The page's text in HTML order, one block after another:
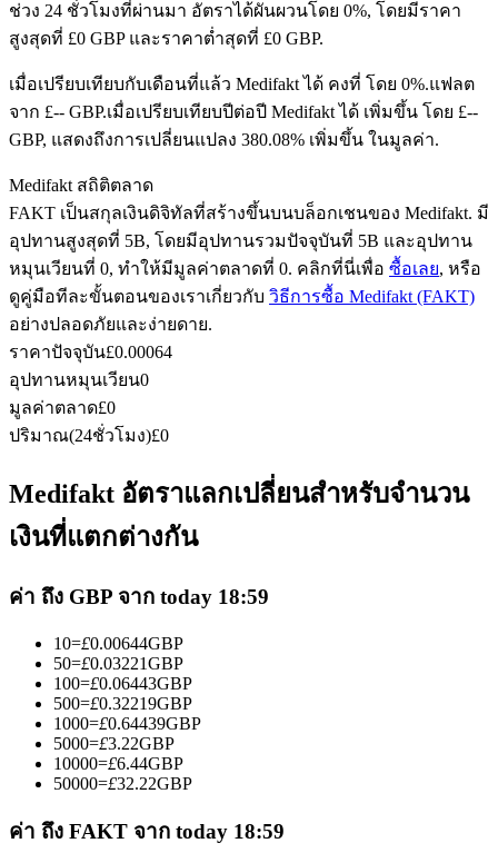
ฟิวเจอร์ส USDC
คัดลอกการซื้อขาย
เข้าร่วมกับเทรดเดอร์ชั้นนำ
ลอกการซื้อขาย
ช่วง 24 ชั่วโมงที่ผ่านมา อัตราได้ผันผวนโดย 0%, โดยมีราคา
สูงสุดที่ £0 GBP และราคาต่ำสุดที่ £0 GBP.
เมื่อเปรียบเทียบกับเดือนที่แล้ว Medifakt ได้ คงที่ โดย 0%.แฟลต
จาก £-- GBP.เมื่อเปรียบเทียบปีต่อปี Medifakt ได้ เพิ่มขึ้น โดย £--
GBP, แสดงถึงการเปลี่ยนแปลง 380.08% เพิ่มขึ้น ในมูลค่า.
Medifakt สถิติตลาด
FAKT เป็นสกุลเงินดิจิทัลที่สร้างขึ้นบนบล็อกเชนของ Medifakt. มี
อุปทานสูงสุดที่ 5B, โดยมีอุปทานรวมปัจจุบันที่ 5B และอุปทาน
หมุนเวียนที่ 0, ทำให้มีมูลค่าตลาดที่ 0. คลิกที่นี่เพื่อ ซื้อเลย, หรือ
ดูคู่มือทีละขั้นตอนของเราเกี่ยวกับ วิธีการซื้อ Medifakt (FAKT)
อย่างปลอดภัยและง่ายดาย.
ราคาปัจจุบัน£0.00064
อุปทานหมุนเวียน0
มูลค่าตลาด£0
ปริมาณ(24ชั่วโมง)£0
Medifakt อัตราแลกเปลี่ยนสำหรับจำนวน
เงินที่แตกต่างกัน
ค่า ถึง GBP จาก today 18:59
10=£0.00644GBP
50=£0.03221GBP
100=£0.06443GBP
500=£0.32219GBP
1000=£0.64439GBP
5000=£3.22GBP
10000=£6.44GBP
50000=£32.22GBP
ค่า ถึง FAKT จาก today 18:59